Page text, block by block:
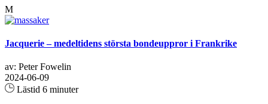
M
Jacquerie – medeltidens största bondeuppror i Frankrike
av: Peter Fowelin
2024-06-09
Lästid 6 minuter